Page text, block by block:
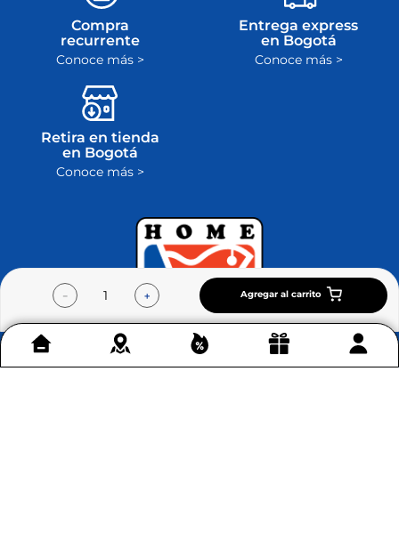
＋
－ Agregar al carrito
Compra
recurrente
Conoce más >
Entrega express
en Bogotá
Conoce más >
Retira en tienda
en Bogotá
Conoce más >